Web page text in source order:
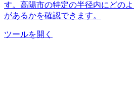
す。高陽市の特定の半径内にどの
があるかを確認できます。
ツールを開く